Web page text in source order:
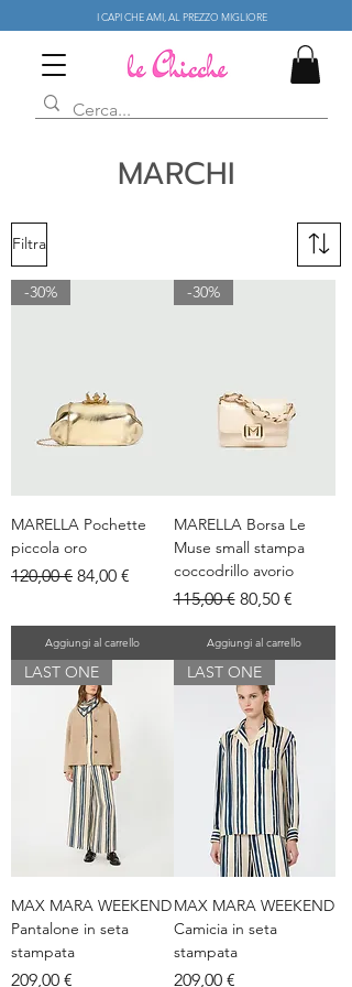
I CAPI CHE AMI, AL PREZZO MIGLIORE
MARCHI
Filtra
-30%
MARELLA Pochette
piccola oro
Prezzo regolare
120,00 € Prezzo scontato
84,00 €
Aggiungi al carrello
-30%
MARELLA Borsa Le
Muse small stampa
coccodrillo avorio
Prezzo regolare
115,00 € Prezzo scontato
80,50 €
Aggiungi al carrello
LAST ONE
MAX MARA WEEKEND
Pantalone in seta
stampata
Prezzo
209,00 €
LAST ONE
MAX MARA WEEKEND
Camicia in seta
stampata
Prezzo
209,00 €